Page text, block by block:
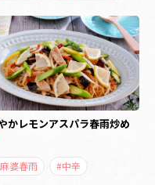
かレモンアスパラ春雨炒め
婆春雨 #中辛